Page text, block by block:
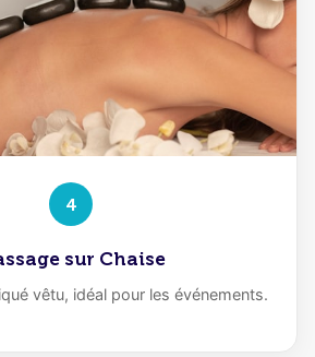
4
sur Chaise
vêtu, idéal pour les événements.